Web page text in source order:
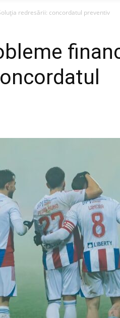
redresării: concordatul preventiv